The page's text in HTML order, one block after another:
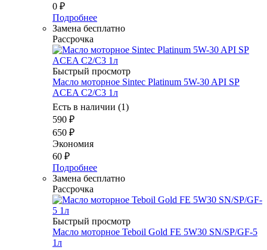
0 ₽
Подробнее
Замена бесплатно
Рассрочка
Быстрый просмотр
Масло моторное Sintec Platinum 5W-30 API SP
ACEA C2/C3 1л
Есть в наличии (1)
590 ₽
650 ₽
Экономия
60 ₽
Подробнее
Замена бесплатно
Рассрочка
Быстрый просмотр
Масло мотоpное Teboil Gold FE 5W30 SN/SP/GF-5
1л